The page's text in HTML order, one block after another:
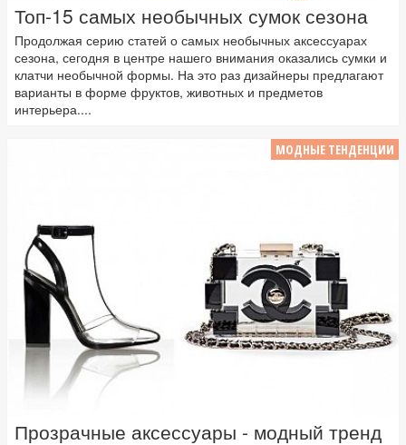
Топ-15 самых необычных сумок сезона
Продолжая серию статей о самых необычных аксессуарах
сезона, сегодня в центре нашего внимания оказались сумки и
клатчи необычной формы. На это раз дизайнеры предлагают
варианты в форме фруктов, животных и предметов
интерьера....
МОДНЫЕ ТЕНДЕНЦИИ
Прозрачные аксессуары - модный тренд